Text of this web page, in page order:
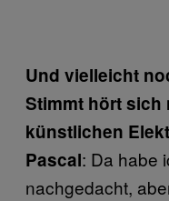
Und vielleicht
Stimmt hört sich
künstlichen
Pascal: Da habe
nachgedacht,